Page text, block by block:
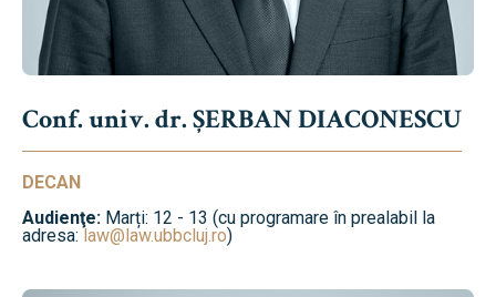
Conf. univ. dr. ȘERBAN DIACONESCU
DECAN
Audienţe: Marți: 12 - 13 (cu programare în prealabil la
adresa:law@law.ubbcluj.ro)